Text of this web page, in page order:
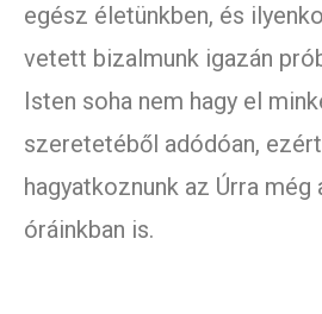
egész életünkben, és
vetett bizalmunk igazán
Isten soha nem hagy el
szeretetéből adódóan,
hagyatkoznunk az Úrra
óráinkban is.